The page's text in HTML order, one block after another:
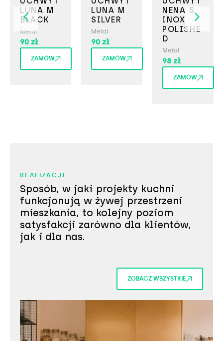
LUNA M
BLACK
Metal
90 zł
ZAMÓW
LUNA M
SILVER
Metal
90 zł
ZAMÓW
NENA S
INOX
POLISHE
D
Metal
98 zł
ZAMÓW
REALIZACJE
Sposób, w jaki projekty kuchni
funkcjonują w żywej przestrzeni
mieszkania, to kolejny poziom
satysfakcji zarówno dla klientów,
jak i dla nas.
ZOBACZ WSZYSTKIE